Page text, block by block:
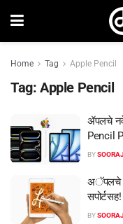
Home Tag Apple Pencil
Tag: Apple Pencil
ॲपलचे
Pencil
BY
अॅपलचे
सपोर्टसह!
BY